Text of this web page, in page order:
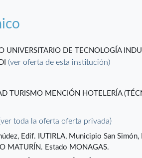
UNIVERSITARIO DE TECNOLOGÍA
(ver oferta de esta institución)
TURISMO MENCIÓN HOTELERÍA
toda la oferta oferta privada)
Edif. IUTIRLA, Municipio San
MATURÍN. Estado MONAGAS.